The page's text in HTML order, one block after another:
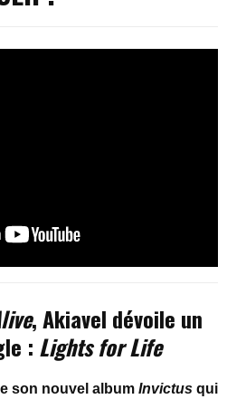
, Akiavel dévoile un
: Lights for Life
son nouvel album Invictus qui